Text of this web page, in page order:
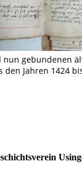
gebundenen
den Jahren 1424